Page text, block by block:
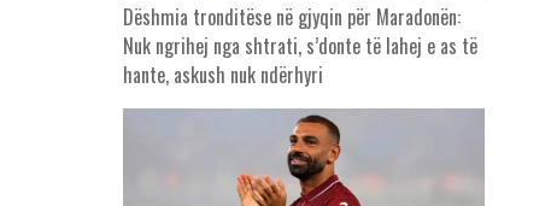
Dëshmia tronditëse në gjyqin për Maradonën:
Nuk ngrihej nga shtrati, s’donte të lahej e as të
hante, askush nuk ndërhyri